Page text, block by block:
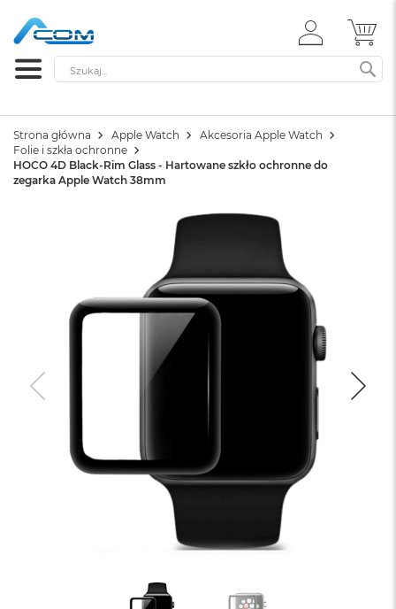
ZALOGUJ
SIĘ
Szukaj
Strona główna Apple Watch
Akcesoria Apple Watch
Folie i szkła ochronne
HOCO 4D Black-Rim Glass - Hartowane szkło ochronne do
zegarka Apple Watch 38mm